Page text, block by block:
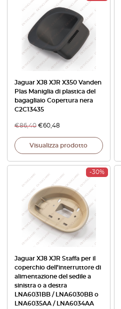
Jaguar XJ8 XJR X350 Vanden
Plas Maniglia di plastica del
bagagliaio Copertura nera
C2C13435
€86,40 €60,48
Visualizza prodotto
-30%
Jaguar XJ8 XJR Staffa per il
coperchio dell’interruttore di
alimentazione del sedile a
sinistra o a destra
LNA6031BB / LNA6030BB o
LNA6035AA / LNA6034AA